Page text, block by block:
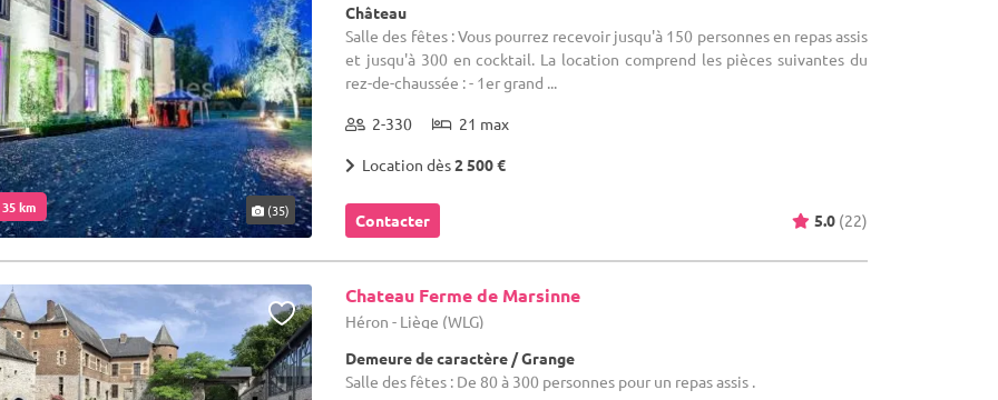
km (35)
Château
Salle des fêtes : Vous pourrez recevoir jusqu'à 150 personnes en repas assis
et jusqu'à 300 en cocktail. La location comprend les pièces suivantes du
rez-de-chaussée : - 1er grand ...
2-330 21 max
Location dès2 500 €
Contacter 5.0 (22)
Chateau Ferme de Marsinne
Héron - Liège (WLG)
Demeure de caractère / Grange
Salle des fêtes : De 80 à 300 personnes pour un repas assis .